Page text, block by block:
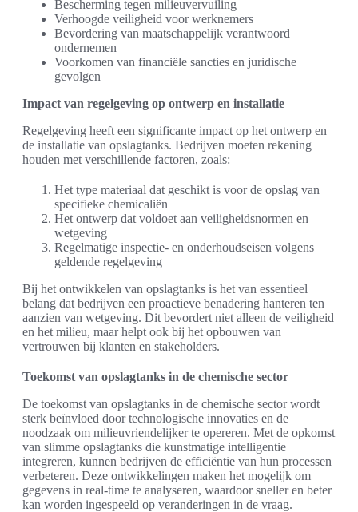
Bescherming tegen milieuvervuiling
Verhoogde veiligheid voor werknemers
Bevordering van maatschappelijk verantwoord
ondernemen
Voorkomen van financiële sancties en juridische
gevolgen
Impact van regelgeving op ontwerp en installatie
Regelgeving heeft een significante impact op het ontwerp en
de installatie van opslagtanks. Bedrijven moeten rekening
houden met verschillende factoren, zoals:
Het type materiaal dat geschikt is voor de opslag van
specifieke chemicaliën
Het ontwerp dat voldoet aan veiligheidsnormen en
wetgeving
Regelmatige inspectie- en onderhoudseisen volgens
geldende regelgeving
Bij het ontwikkelen van opslagtanks is het van essentieel
belang dat bedrijven een proactieve benadering hanteren ten
aanzien van wetgeving. Dit bevordert niet alleen de veiligheid
en het milieu, maar helpt ook bij het opbouwen van
vertrouwen bij klanten en stakeholders.
Toekomst van opslagtanks in de chemische sector
De toekomst van opslagtanks in de chemische sector wordt
sterk beïnvloed door technologische innovaties en de
noodzaak om milieuvriendelijker te opereren. Met de opkomst
van slimme opslagtanks die kunstmatige intelligentie
integreren, kunnen bedrijven de efficiëntie van hun processen
verbeteren. Deze ontwikkelingen maken het mogelijk om
gegevens in real-time te analyseren, waardoor sneller en beter
kan worden ingespeeld op veranderingen in de vraag.